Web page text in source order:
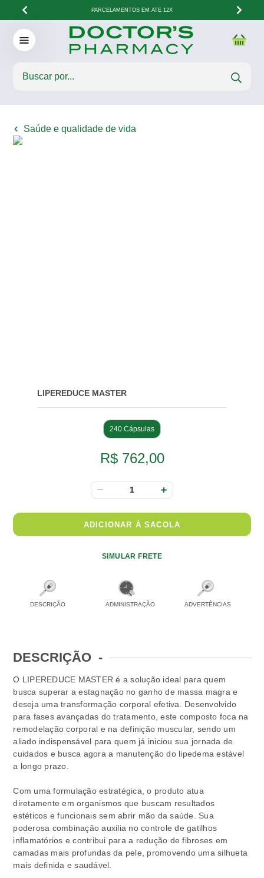
PARCELAMENTOS EM ATÉ 12X
Saúde e qualidade de vida
LIPEREDUCE MASTER
240 Cápsulas
R$ 762,00
ADICIONAR À SACOLA
SIMULAR FRETE
DESCRIÇÃO ADMINISTRAÇÃO ADVERTÊNCIAS
DESCRIÇÃO -
O LIPEREDUCE MASTER é a solução ideal para quem
busca superar a estagnação no ganho de massa magra e
deseja uma transformação corporal efetiva. Desenvolvido
para fases avançadas do tratamento, este composto foca na
remodelação corporal e na definição muscular, sendo um
aliado indispensável para quem já iniciou sua jornada de
cuidados e busca agora a manutenção do lipedema estável
a longo prazo.
Com uma formulação estratégica, o produto atua
diretamente em organismos que buscam resultados
estéticos e funcionais sem abrir mão da saúde. Sua
poderosa combinação auxilia no controle de gatilhos
inflamatórios e contribui para a redução de fibroses em
camadas mais profundas da pele, promovendo uma silhueta
mais definida e saudável.